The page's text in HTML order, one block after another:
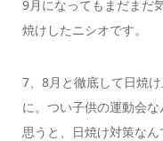
9月になってもまだまだ
焼けしたニシオです。
7、8月と徹底して日焼け
に。 つい子供の運動会
思うと、日焼け対策なん